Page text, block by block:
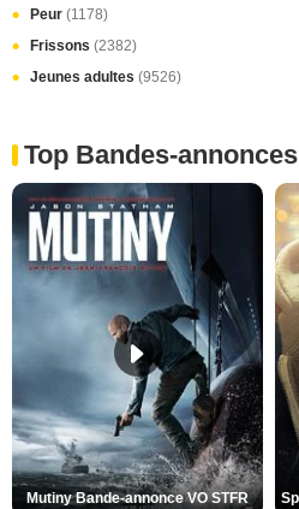
Peur (1178)
Frissons (2382)
Jeunes adultes (9526)
Top Bandes-annonces
Mutiny Bande-annonce VO STFR